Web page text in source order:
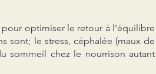
optimiser le retour à l’équilibre
sont; le stress, céphalée (maux de
sommeil chez le nourrison autant